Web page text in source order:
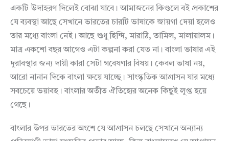
একটি উদাহরণ দিলেই বোঝা যাবে। আমাজনের কিণ্ডলে বই প্রকাশের
যে ব্যবস্থা আছে সেখানে ভারতের চারটি ভাষাকে জায়গা দেয়া হলেও
তার মধ্যে বাংলা নেই। আছে শুধু হিন্দি, মারাঠি, তামিল, মালায়ালম।
মাত্র একশো বছর আগেও এটা কল্পনা করা যেত না। বাংলা ভাষার এই
দুরাবস্থার জন্য দায়ী কারা সেটা গবেষণার বিষয়। কেবল ভাষা নয়,
আরো নানান দিকে বাংলা ক্ষয়ে যাচ্ছে। সাংস্কৃতিক আগ্রাসন যার মধ্যে
সবচেয়ে ভয়াবহ। বাংলার অতীত ঐতিহ্যের অনেক কিছুই লুপ্ত হয়ে
গেছে।
বাংলার উপর ভারতের অংশে যে আগ্রাসন চলছে সেখানে অন্যান্য